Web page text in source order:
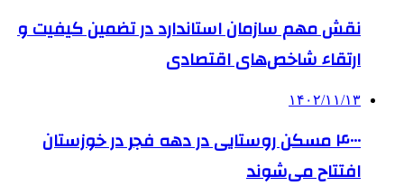
نقش مهم سازمان استاندارد در تضمین کیفیت و
ارتقاء شاخص‌های اقتصادی
۱۴۰۲/۱۱/۱۳
۴۰۰۰ مسکن روستایی در دهه فجر در خوزستان
افتتاح می‌شوند